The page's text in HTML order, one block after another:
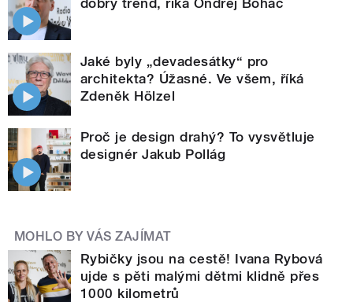
Jaké byly „devadesátky“ pro
architekta? Úžasné. Ve všem, říká
Zdeněk Hölzel
Proč je design drahý? To vysvětluje
designér Jakub Pollág
MOHLO BY VÁS ZAJÍMAT
Rybičky jsou na cestě! Ivana Rybová
ujde s pěti malými dětmi klidně přes
1000 kilometrů